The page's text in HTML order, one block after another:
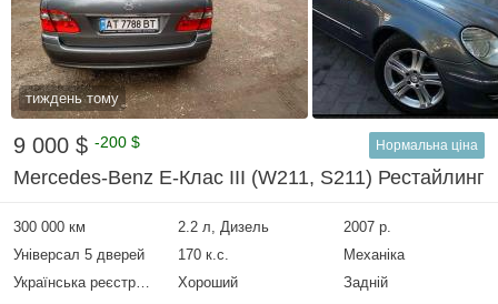
тиждень тому
9 000 $ -200 $ Нормальна ціна
Mercedes-Benz E-Клас III (W211, S211) Рестайлинг
300 000 км 2.2 л, Дизель
2007 р.
Універсал 5 дверей
170 к.с.
Механіка
Українська реєстрація
Хороший Задній